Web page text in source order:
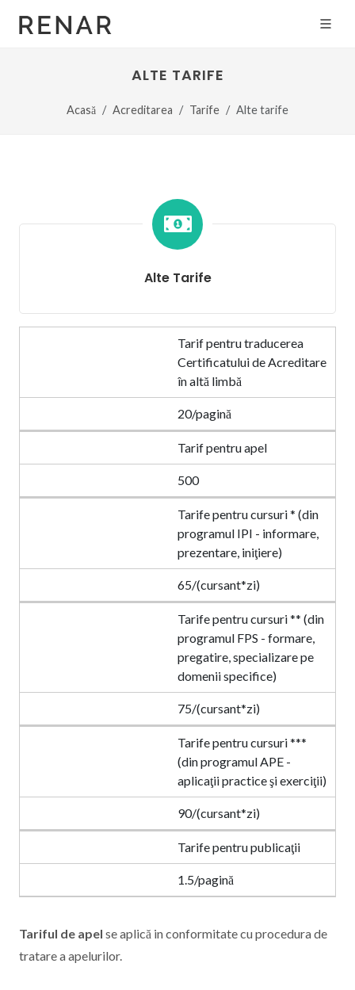
ALTE TARIFE
Acasă Acreditarea Tarife Alte tarife
Alte Tarife
Tarif pentru traducerea
Certificatului de Acreditare
în altă limbă
20/pagină
Tarif pentru apel
500
Tarife pentru cursuri * (din
programul IPI - informare,
prezentare, iniţiere)
65/(cursant*zi)
Tarife pentru cursuri ** (din
programul FPS - formare,
pregatire, specializare pe
domenii specifice)
75/(cursant*zi)
Tarife pentru cursuri ***
(din programul APE -
aplicaţii practice şi exerciţii)
90/(cursant*zi)
Tarife pentru publicaţii
1.5/pagină
Tariful de apel se aplică in conformitate cu procedura de
tratare a apelurilor.